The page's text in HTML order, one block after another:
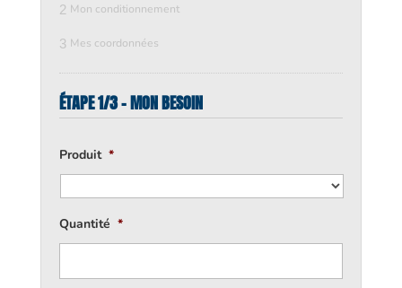
2 Mon conditionnement
3 Mes coordonnées
ÉTAPE 1/3 - MON BESOIN
Produit *
Quantité *